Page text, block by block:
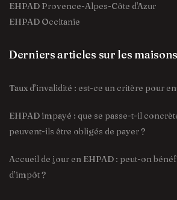
EHPAD Provence-Alpes-Côte d'Azur
EHPAD Occitanie
Derniers articles sur les
Taux d’invalidité : est-ce un critère pour
EHPAD impayé : que se passe-t-il
peuvent-ils être obligés de payer ?
Accueil de jour en EHPAD : peut-on
d’impôt ?